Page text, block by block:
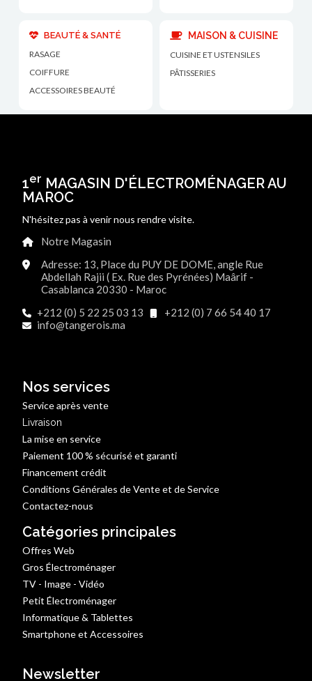
BEAUTÉ & SANTÉ
RASAGE
COIFFURE
ACCESSOIRES BEAUTÉ
MAISON & CUISINE
CUISINE ET USTENSILES
PÂTISSERIES
1er MAGASIN D'ÉLECTROMÉNAGER AU
MAROC
N'hésitez pas à venir nous rendre visite.
Notre Magasin
Adresse: 13, Place du PUY DE DOME, angle Rue
Abdellah Rajii ( Ex. Rue des Pyrénées) Maârif -
Casablanca 20330 - Maroc
+212 (0) 5 22 25 03 13
+212 (0) 7 66 54 40 17
info@tangerois.ma
Nos services
Service après vente
Livraison
La mise en service
Paiement 100 % sécurisé et garanti
Financement crédit
Conditions Générales de Vente et de Service
Contactez-nous
Catégories principales
Offres Web
Gros Électroménager
TV - Image - Vidéo
Petit Électroménager
Informatique & Tablettes
Smartphone et Accessoires
Newsletter